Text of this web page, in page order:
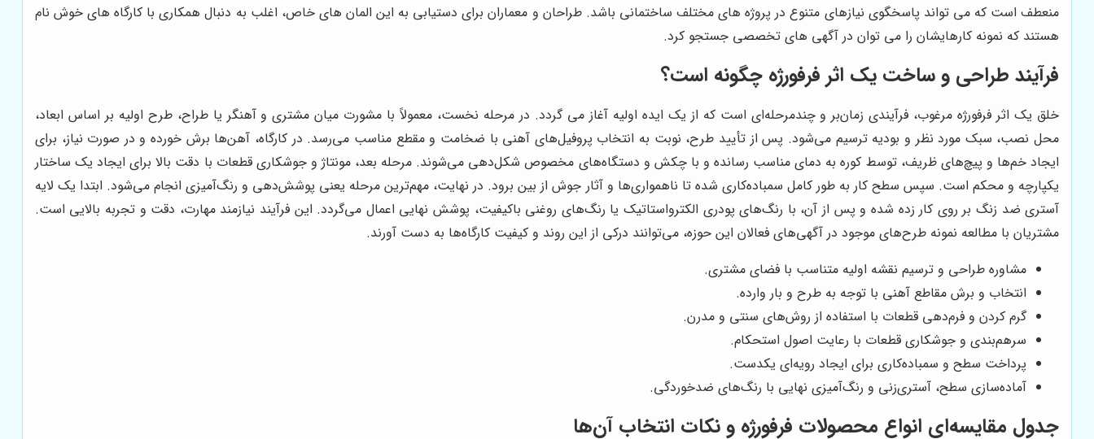
منعطف است که می تواند پاسخگوی نیازهای متنوع در پروژه های مختلف ساختمانی باشد. طراحان و معماران برای دستیابی به این المان های خاص، اغلب به دنبال همکاری با کارگاه های خوش نام
هستند که نمونه کارهایشان را می توان در آگهی های تخصصی جستجو کرد.
فرآیند طراحی و ساخت یک اثر فرفورژه چگونه است؟
خلق یک اثر فرفورژه مرغوب، فرآیندی زمان‌بر و چندمرحله‌ای است که از یک ایده اولیه آغاز می گردد. در مرحله نخست، معمولاً با مشورت میان مشتری و آهنگر یا طراح، طرح اولیه بر اساس ابعاد،
محل نصب، سبک مورد نظر و بودیه ترسیم می‌شود. پس از تأیید طرح، نوبت به انتخاب پروفیل‌های آهنی با ضخامت و مقطع مناسب می‌رسد. در کارگاه، آهن‌ها برش خورده و در صورت نیاز، برای
ایجاد خم‌ها و پیچ‌های ظریف، توسط کوره به دمای مناسب رسانده و با چکش و دستگاه‌های مخصوص شکل‌دهی می‌شوند. مرحله بعد، مونتاژ و جوشکاری قطعات با دقت بالا برای ایجاد یک ساختار
یکپارچه و محکم است. سپس سطح کار به طور کامل سمباده‌کاری شده تا ناهمواری‌ها و آثار جوش از بین برود. در نهایت، مهم‌ترین مرحله یعنی پوشش‌دهی و رنگ‌آمیزی انجام می‌شود. ابتدا یک لایه
آستری ضد زنگ بر روی کار زده شده و پس از آن، با رنگ‌های پودری الکترواستاتیک یا رنگ‌های روغنی باکیفیت، پوشش نهایی اعمال می‌گردد. این فرآیند نیازمند مهارت، دقت و تجربه بالایی است.
مشتریان با مطالعه نمونه طرح‌های موجود در آگهی‌های فعالان این حوزه، می‌توانند درکی از این روند و کیفیت کارگاه‌ها به دست آورند.
مشاوره طراحی و ترسیم نقشه اولیه متناسب با فضای مشتری.
انتخاب و برش مقاطع آهنی با توجه به طرح و بار وارده.
گرم کردن و فرم‌دهی قطعات با استفاده از روش‌های سنتی و مدرن.
سرهم‌بندی و جوشکاری قطعات با رعایت اصول استحکام.
پرداخت سطح و سمباده‌کاری برای ایجاد رویه‌ای یکدست.
آماده‌سازی سطح، آستری‌زنی و رنگ‌آمیزی نهایی با رنگ‌های ضدخوردگی.
جدول مقایسه‌ای انواع محصولات فرفورژه و نکات انتخاب آن‌ها